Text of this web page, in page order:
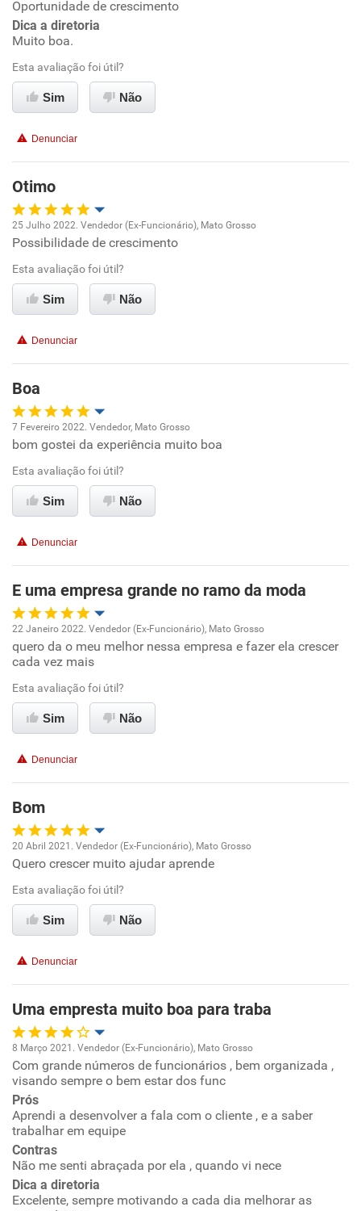
Conciliação com a vida familiar
Benefícios
Recomenda a diretoria
Oportunidade de crescimento
Dica a diretoria
Muito boa.
Esta avaliação foi útil?
Sim Não
Denunciar
Otimo
Oportunidade de promoção
Ambiente de trabalho
Benefícios
Recomenda esta empresa
Recomenda a diretoria
25 Julho 2022. Vendedor (Ex-Funcionário), Mato Grosso
Possibilidade de crescimento
Esta avaliação foi útil?
Sim Não
Denunciar
Boa
Oportunidade de promoção
Ambiente de trabalho
Benefícios
Recomenda esta empresa
Recomenda a diretoria
7 Fevereiro 2022. Vendedor, Mato Grosso
bom gostei da experiência muito boa
Esta avaliação foi útil?
Sim Não
Denunciar
E uma empresa grande no ramo da moda
Oportunidade de promoção
Ambiente de trabalho
Conciliação com a vida familiar
Recomenda a diretoria
22 Janeiro 2022. Vendedor (Ex-Funcionário), Mato Grosso
quero da o meu melhor nessa empresa e fazer ela crescer
cada vez mais
Esta avaliação foi útil?
Sim Não
Denunciar
Bom
Oportunidade de promoção
Ambiente de trabalho
Benefícios
Recomenda esta empresa
Recomenda a diretoria
20 Abril 2021. Vendedor (Ex-Funcionário), Mato Grosso
Quero crescer muito ajudar aprende
Esta avaliação foi útil?
Sim Não
Denunciar
Uma empresta muito boa para traba
Oportunidade de promoção
Ambiente de trabalho
Conciliação com a vida familiar
Benefícios
8 Março 2021. Vendedor (Ex-Funcionário), Mato Grosso
Com grande números de funcionários , bem organizada ,
visando sempre o bem estar dos func
Prós
Aprendi a desenvolver a fala com o cliente , e a saber
trabalhar em equipe
Contras
Não me senti abraçada por ela , quando vi nece
Dica a diretoria
Excelente, sempre motivando a cada dia melhorar as